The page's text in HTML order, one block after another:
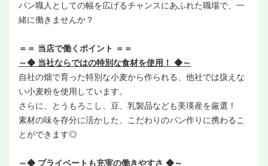
パン職人としての幅を広げるチャンスにあふれた職場で、一
緒に働きませんか？
＝＝ 当店で働くポイント ＝＝
～◆ 当社ならではの特別な食材を使用！ ◆～
自社の畑で育った特別な小麦から作られる、他社では扱えな
い小麦粉を使用しています。
さらに、とうもろこし、豆、乳製品なども美瑛産を厳選！
素材の味を存分に活かした、こだわりのパン作りに携わるこ
とができます◎
～◆ プライベートも充実の働きやすさ ◆～